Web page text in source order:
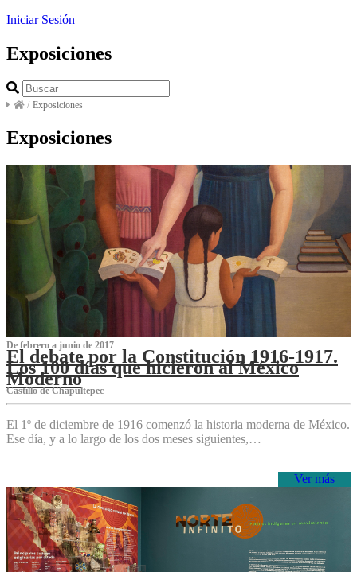
Iniciar Sesión
Exposiciones
/ Exposiciones
Exposiciones
De febrero a junio de 2017
El debate por la Constitución 1916-1917.
Los 100 días que hicieron al México
Moderno
Castillo de Chapultepec
El 1º de diciembre de 1916 comenzó la historia moderna de México.
Ese día, y a lo largo de los dos meses siguientes,…
Ver más